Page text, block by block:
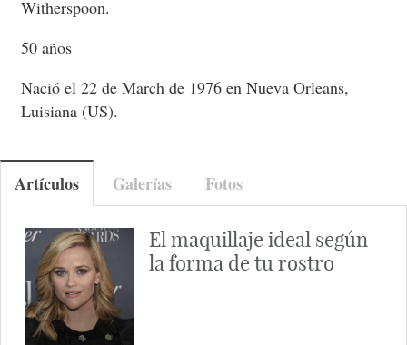
Witherspoon.
50 años
Nació el 22 de March de 1976 en Nueva Orleans,
Luisiana (US).
Artículos Galerías Fotos
El maquillaje ideal según
la forma de tu rostro